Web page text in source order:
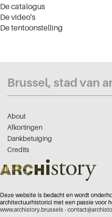
De catalogus
De video's
De tentoonstelling
Brussel, stad van
About
Afkortingen
Dankbetuiging
Credits
Deze website is bedacht en wordt
architectuurhistorici met een passie voor
www.archistory.brussels -